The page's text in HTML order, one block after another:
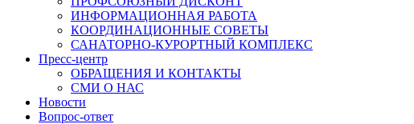
ИНФОРМАЦИОННАЯ РАБОТА
КООРДИНАЦИОННЫЕ СОВЕТЫ
САНАТОРНО-КУРОРТНЫЙ КОМПЛЕКС
Пресс-центр
ОБРАЩЕНИЯ И КОНТАКТЫ
СМИ О НАС
Новости
Вопрос-ответ